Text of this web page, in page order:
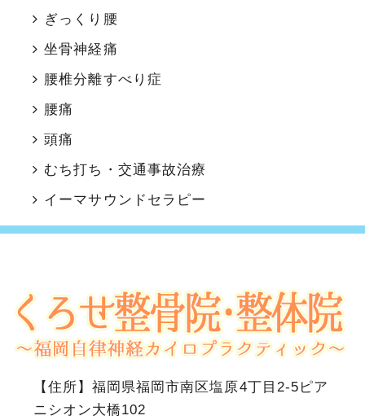
ぎっくり腰
坐骨神経痛
腰椎分離すべり症
腰痛
頭痛
むち打ち・交通事故治療
イーマサウンドセラピー
【住所】 福岡県福岡市南区塩原4丁目2-5ピア
ニシオン大橋102